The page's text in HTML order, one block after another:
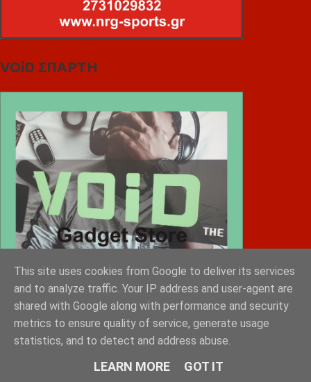
VOiD ΣΠΑΡΤΗ
This site uses cookies from Google to deliver its services
and to analyze traffic. Your IP address and user-agent are
shared with Google along with performance and security
metrics to ensure quality of service, generate usage
statistics, and to detect and address abuse.
LEARN MORE GOT IT